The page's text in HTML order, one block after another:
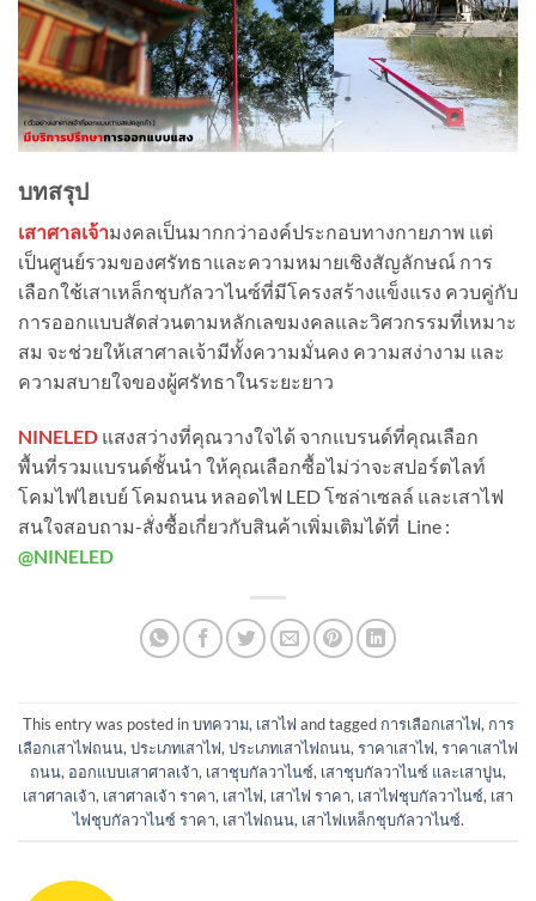
บทสรุป
เสาศาลเจ้ามงคลเป็นมากกว่าองค์ประกอบทางกายภาพ แต่
เป็นศูนย์รวมของศรัทธาและความหมายเชิงสัญลักษณ์ การ
เลือกใช้เสาเหล็กชุบกัลวาไนซ์ที่มีโครงสร้างแข็งแรง ควบคู่กับ
การออกแบบสัดส่วนตามหลักเลขมงคลและวิศวกรรมที่เหมาะ
สม จะช่วยให้เสาศาลเจ้ามีทั้งความมั่นคง ความสง่างาม และ
ความสบายใจของผู้ศรัทธาในระยะยาว
NINELED แสงสว่างที่คุณวางใจได้ จากแบรนด์ที่คุณเลือก
พื้นที่รวมแบรนด์ชั้นนำ ให้คุณเลือกซื้อไม่ว่าจะสปอร์ตไลท์
โคมไฟไฮเบย์ โคมถนน หลอดไฟ LED โซล่าเซลล์ และเสาไฟ
สนใจสอบถาม-สั่งซื้อเกี่ยวกับสินค้าเพิ่มเติมได้ที่ Line :
@NINELED
This entry was posted inบทความ, เสาไฟ and tagged การเลือกเสาไฟ, การ
เลือกเสาไฟถนน, ประเภทเสาไฟ, ประเภทเสาไฟถนน, ราคาเสาไฟ, ราคาเสาไฟ
ถนน, ออกแบบเสาศาลเจ้า, เสาชุบกัลวาไนซ์, เสาชุบกัลวาไนซ์ และเสาปูน,
เสาศาลเจ้า, เสาศาลเจ้า ราคา, เสาไฟ, เสาไฟ ราคา, เสาไฟชุบกัลวาไนซ์, เสา
ไฟชุบกัลวาไนซ์ ราคา, เสาไฟถนน, เสาไฟเหล็กชุบกัลวาไนซ์.